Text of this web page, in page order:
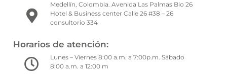
Medellín, Colombia. Avenida Las Palmas Bio 26
Hotel & Business center Calle 26 #38 – 26
consultorio 334
Horarios de atención:
Lunes – Viernes 8:00 a.m. a 7:00p.m. Sábado
8:00 a.m. a 12:00 m